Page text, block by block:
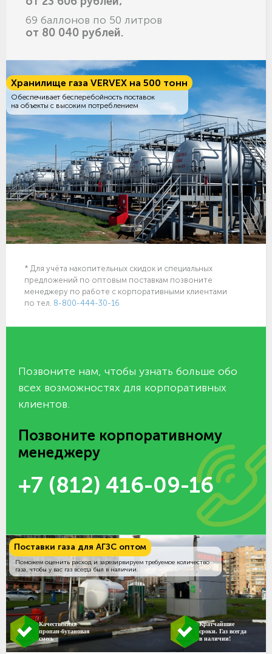
69 баллонов по 50 литров
от 80 040 рублей.
Хранилище газа VERVEX на 500 тонн
Обеспечивает бесперебойность поставок
на объекты с высоким потреблением
* Для учёта накопительных скидок и специальных
предложений по оптовым поставкам позвоните
менеджеру по работе с корпоративными клиентами
по тел. 8-800-444-30-16
Позвоните нам, чтобы узнать больше обо
всех возможностях для корпоративных
клиентов.
Позвоните корпоративному
менеджеру
+7 (812) 416-09-16
Поставки газа для АГЗС оптом
Поможем оценить расход и зарезирвируем требуемое количество
газа, чтобы у вас газ всегда был в наличии.
Качественная
пропан-бутановая
смесь
Кратчайшие
сроки. Газ всегда
в наличии!